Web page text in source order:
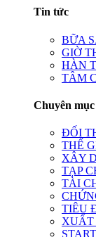
Tin tức
BỮA
GIỜ
HÀN
TÂM
Chuyên mục
ĐỐI
THẾ
XÂY
TẠP
TÀI
TIÊU
XUẤT